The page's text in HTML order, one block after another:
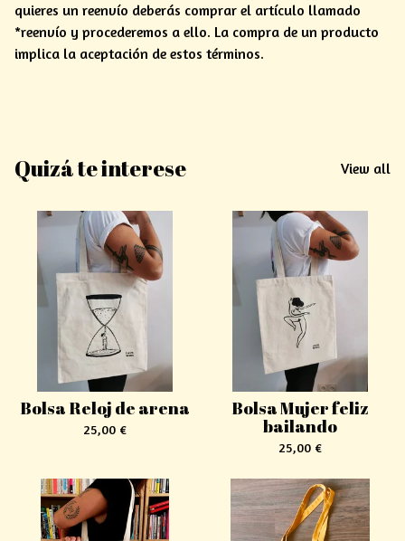
quieres un reenvío deberás comprar el artículo llamado
*reenvío y procederemos a ello. La compra de un producto
implica la aceptación de estos términos.
Quizá te interese View all
Bolsa Reloj de arena
25,00 €
Bolsa Mujer feliz
bailando
25,00 €